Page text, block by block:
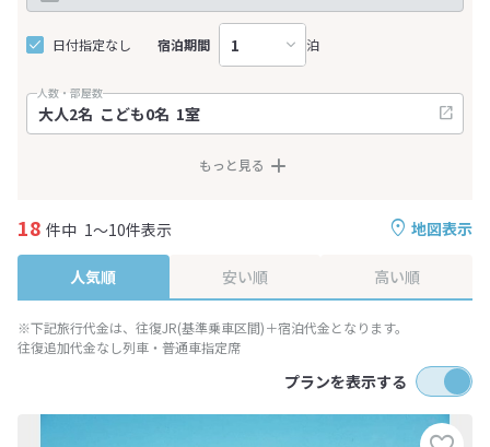
日付指定なし 宿泊期間 泊
人数・部屋数
もっと見る
地図表示
18 件中 1～10件表示
人気順 安い順 高い順
※下記旅行代金は、往復JR(基準乗車区間)＋宿泊代金となります。
往復追加代金なし列車・普通車指定席
プランを表示する